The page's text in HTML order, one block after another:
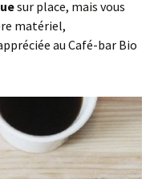
sur place, mais vous
matériel,
au Café-bar Bio